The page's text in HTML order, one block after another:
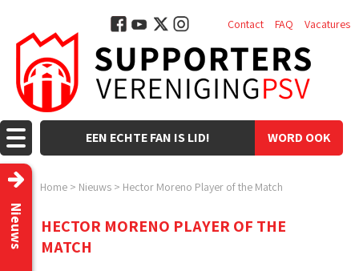
WORD OOK
EEN ECHTE FAN IS LID!
Contact FAQ Vacatures
Home > Nieuws > Hector Moreno Player of the Match
Nieuws
HECTOR MORENO PLAYER OF THE
MATCH